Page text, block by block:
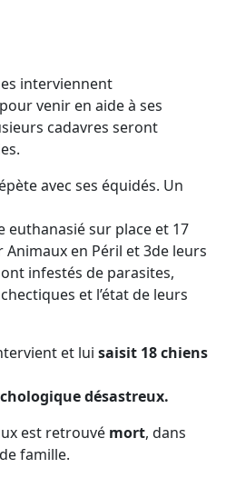
interviennent
venir en aide à ses
cadavres seront
avec ses équidés. Un
sur place et 17
en Péril et 3de leurs
infestés de parasites,
et l’état de leurs
et lui saisit 18 chiens
désastreux.
est retrouvé mort, dans
famille.